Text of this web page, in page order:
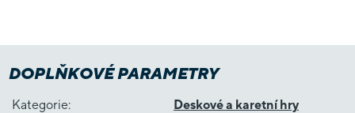
DOPLŇKOVÉ PARAMETRY
Kategorie: Deskové a karetní hry